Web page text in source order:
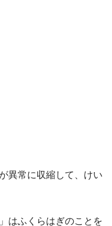
異常に収縮して、けい
はふくらはぎのことを